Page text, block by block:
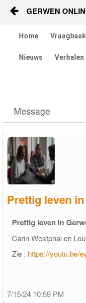
GERWEN
Dorpsgids
Nieuws
Contact
pakketfraude
Home Vraagbaak
Nieuws Verhalen
Message
Prettig leven
Prettig leven in
Carin Westphal en
Zie : https://youtu.be/
7/15/24 10:59 PM